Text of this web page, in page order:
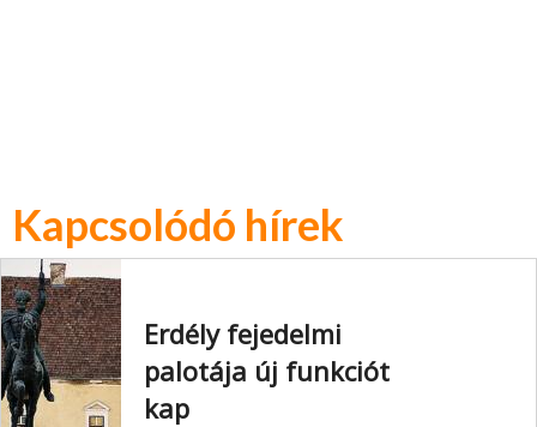
Kapcsolódó hírek
Erdély fejedelmi
palotája új funkciót
kap